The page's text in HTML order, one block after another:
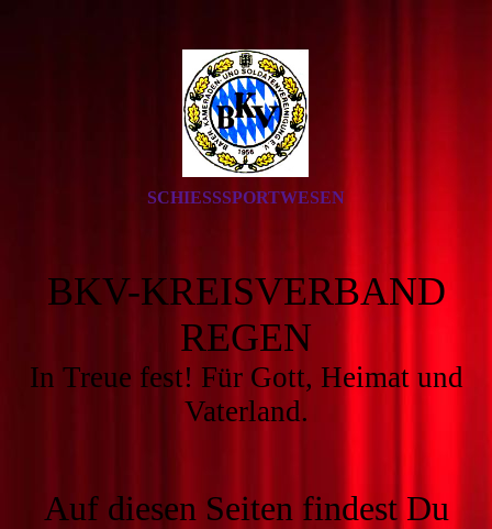
SCHIESSSPORTWESEN
BKV-KREISVERBAND
REGEN
In Treue fest! Für Gott, Heimat und
Vaterland.
Auf diesen Seiten findest Du